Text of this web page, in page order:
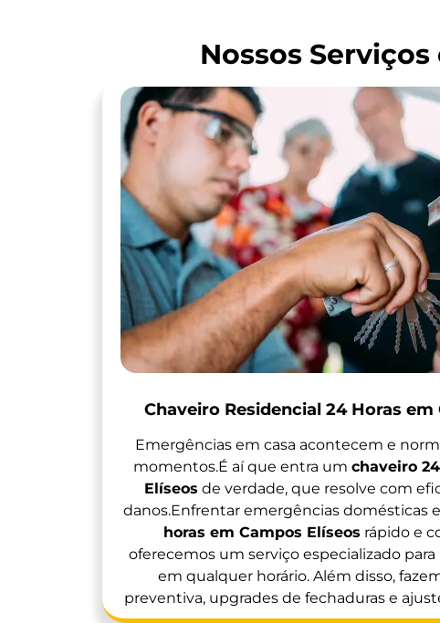
Nossos
Chaveiro Residencial 24 Horas em
Emergências em casa acontecem e
momentos.É aí que entra um chaveiro
Elíseos de verdade, que resolve com
danos.Enfrentar emergências domésticas
horas em Campos Elíseos rápido e
oferecemos um serviço especializado
em qualquer horário. Além disso,
preventiva, upgrades de fechaduras e